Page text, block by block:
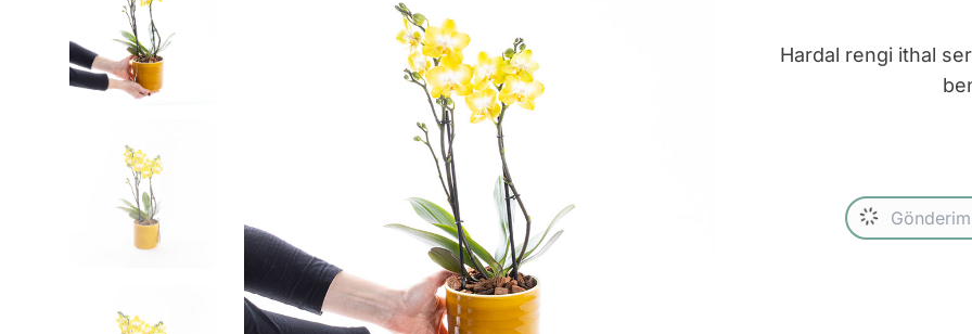
Hardal rengi ithal